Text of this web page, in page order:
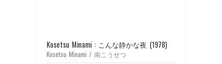
Kosetsu Minami : こんな静かな夜 (1978)
Kosetsu Minami / 南こうせつ